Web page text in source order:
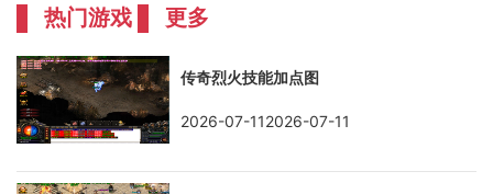
热门游戏 更多
传奇烈火技能加点图
2026-07-112026-07-11